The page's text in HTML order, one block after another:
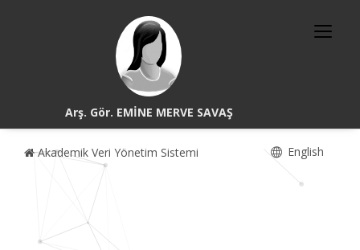
Arş. Gör. EMİNE MERVE SAVAŞ
Akademik Veri Yönetim Sistemi English